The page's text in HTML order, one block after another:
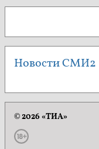
Новости СМИ2
© 2026 «ТИА»